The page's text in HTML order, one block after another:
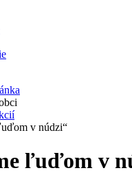
v núdzi“
ľuďom v